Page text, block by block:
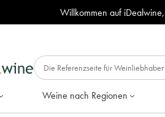
Willkommen auf iDealwine,
Weine nach Regionen